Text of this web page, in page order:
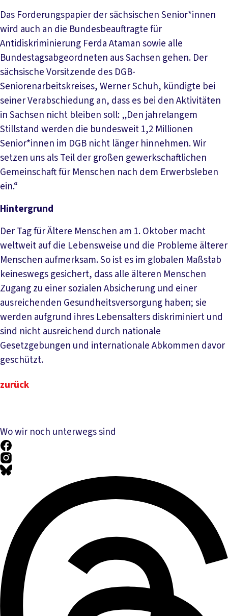
Das Forderungspapier der sächsischen Senior*innen
wird auch an die Bundesbeauftragte für
Antidiskriminierung Ferda Ataman sowie alle
Bundestagsabgeordneten aus Sachsen gehen. Der
sächsische Vorsitzende des DGB-
Seniorenarbeitskreises, Werner Schuh, kündigte bei
seiner Verabschiedung an, dass es bei den Aktivitäten
in Sachsen nicht bleiben soll: „Den jahrelangem
Stillstand werden die bundesweit 1,2 Millionen
Senior*innen im DGB nicht länger hinnehmen. Wir
setzen uns als Teil der großen gewerkschaftlichen
Gemeinschaft für Menschen nach dem Erwerbsleben
ein.“
Hintergrund
Der Tag für Ältere Menschen am 1. Oktober macht
weltweit auf die Lebensweise und die Probleme älterer
Menschen aufmerksam. So ist es im globalen Maßstab
keineswegs gesichert, dass alle älteren Menschen
Zugang zu einer sozialen Absicherung und einer
ausreichenden Gesundheitsversorgung haben; sie
werden aufgrund ihres Lebensalters diskriminiert und
sind nicht ausreichend durch nationale
Gesetzgebungen und internationale Abkommen davor
geschützt.
zurück
Wo wir noch unterwegs sind